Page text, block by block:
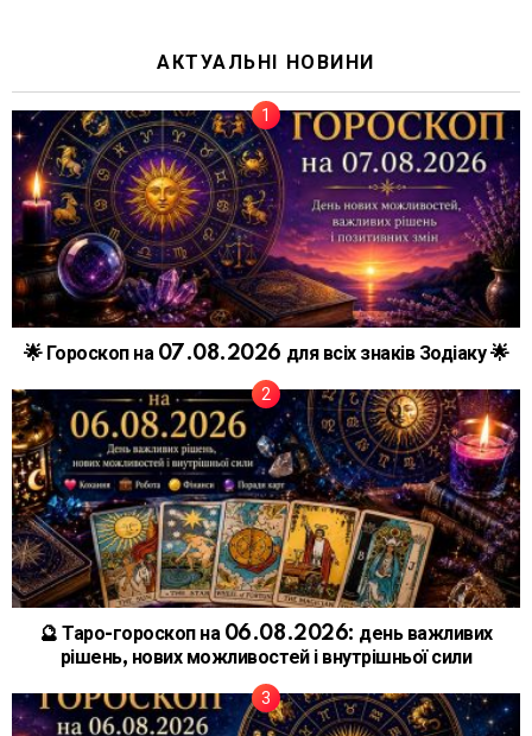
АКТУАЛЬНІ НОВИНИ
🌟 Гороскоп на 07.08.2026 для всіх знаків Зодіаку 🌟
🔮 Таро-гороскоп на 06.08.2026: день важливих
рішень, нових можливостей і внутрішньої сили